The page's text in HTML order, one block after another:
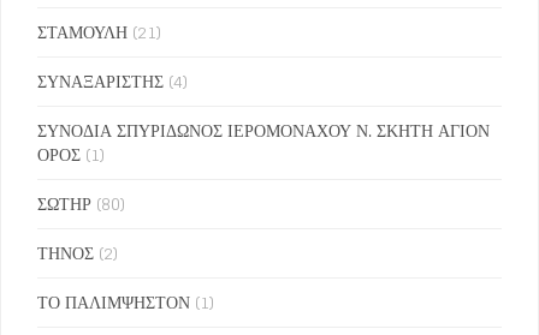
ΣΤΑΜΟΥΛΗ (21)
ΣΥΝΑΞΑΡΙΣΤΗΣ (4)
ΣΥΝΟΔΙΑ ΣΠΥΡΙΔΩΝΟΣ ΙΕΡΟΜΟΝΑΧΟΥ Ν. ΣΚΗΤΗ ΑΓΙΟΝ
ΟΡΟΣ (1)
ΣΩΤΗΡ (80)
ΤΗΝΟΣ (2)
ΤΟ ΠΑΛΙΜΨΗΣΤΟΝ (1)